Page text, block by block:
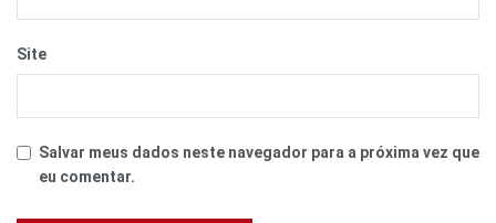
Site
Salvar meus dados neste navegador para a próxima vez que
eu comentar.